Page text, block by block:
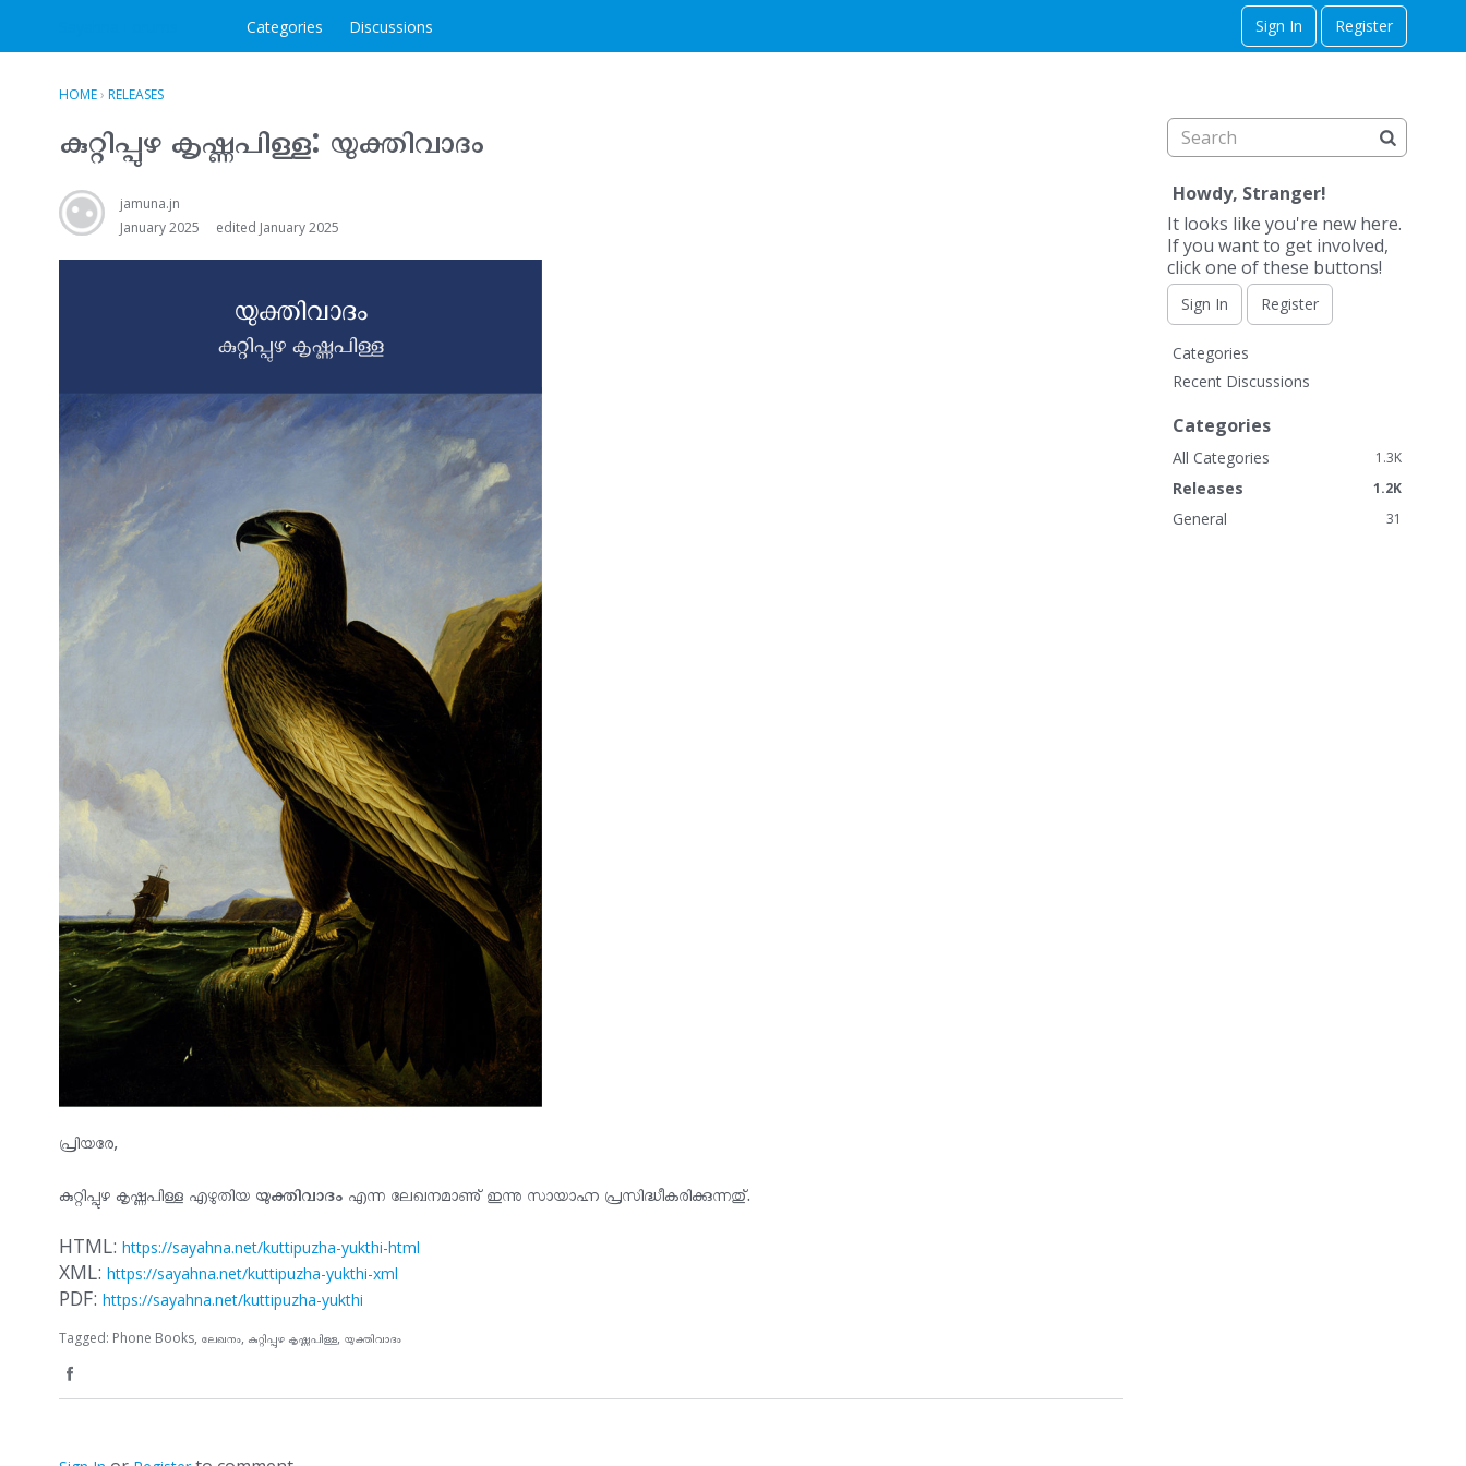
Categories Discussions Sign In Register
HOME› RELEASES
കുറ്റിപ്പുഴ കൃഷ്ണപിള്ള: യുക്തിവാദം
jamuna.jn
January 2025
edited January 2025
പ്രിയരേ,
കുറ്റിപ്പുഴ കൃഷ്ണപിള്ള എഴുതിയ യുക്തിവാദം എന്ന ലേഖനമാണു് ഇന്നു സായാഹ്ന പ്രസിദ്ധീകരിക്കുന്നതു്.
HTML: https://sayahna.net/kuttipuzha-yukthi-html
XML: https://sayahna.net/kuttipuzha-yukthi-xml
PDF: https://sayahna.net/kuttipuzha-yukthi
Tagged: Phone Books ലേഖനം കുറ്റിപ്പുഴ കൃഷ്ണപിള്ള യുക്തിവാദം
S
h
e
Howdy, Stranger!
It looks like you're new here.
If you want to get involved,
click one of these buttons!
Sign In Register
Q
u
c
L
n
Categories
Recent Discussions
Categories
1.3K
All Categories
1.2K
Releases
31
General